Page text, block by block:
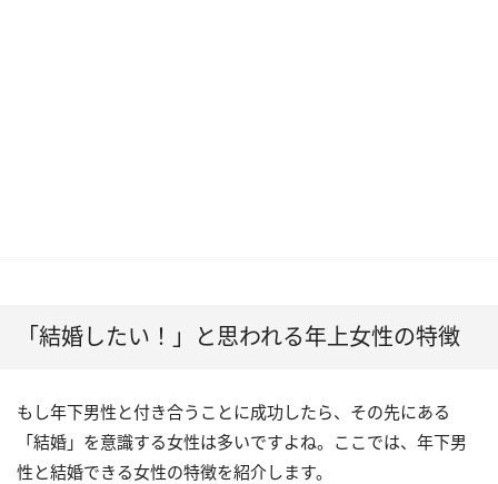
「結婚したい！」と思われる年上女性の特徴
もし年下男性と付き合うことに成功したら、その先にある
「結婚」を意識する女性は多いですよね。ここでは、年下男
性と結婚できる女性の特徴を紹介します。